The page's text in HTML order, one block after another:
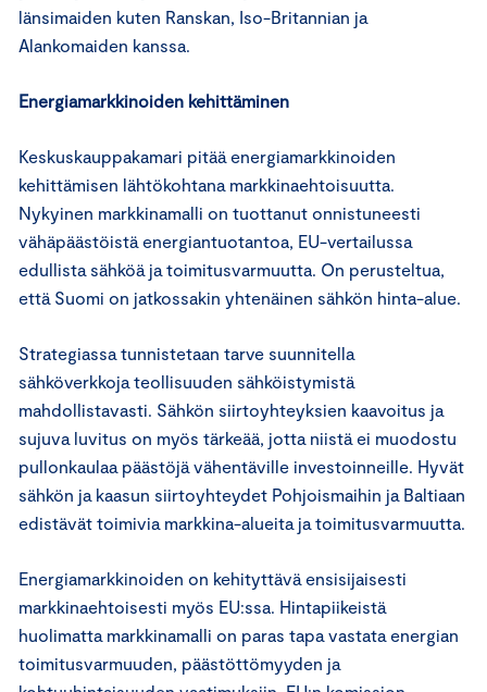
länsimaiden kuten Ranskan, Iso-Britannian ja
Alankomaiden kanssa.
Energiamarkkinoiden kehittäminen
Keskuskauppakamari pitää energiamarkkinoiden
kehittämisen lähtökohtana markkinaehtoisuutta.
Nykyinen markkinamalli on tuottanut onnistuneesti
vähäpäästöistä energiantuotantoa, EU-vertailussa
edullista sähköä ja toimitusvarmuutta. On perusteltua,
että Suomi on jatkossakin yhtenäinen sähkön hinta-alue.
Strategiassa tunnistetaan tarve suunnitella
sähköverkkoja teollisuuden sähköistymistä
mahdollistavasti. Sähkön siirtoyhteyksien kaavoitus ja
sujuva luvitus on myös tärkeää, jotta niistä ei muodostu
pullonkaulaa päästöjä vähentäville investoinneille. Hyvät
sähkön ja kaasun siirtoyhteydet Pohjoismaihin ja Baltiaan
edistävät toimivia markkina-alueita ja toimitusvarmuutta.
Energiamarkkinoiden on kehityttävä ensisijaisesti
markkinaehtoisesti myös EU:ssa. Hintapiikeistä
huolimatta markkinamalli on paras tapa vastata energian
toimitusvarmuuden, päästöttömyyden ja